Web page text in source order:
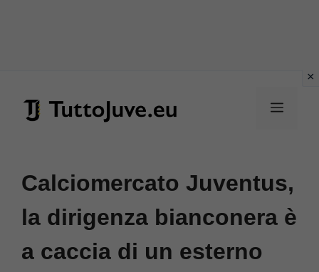
Menu
Calciomercato Juventus,
la dirigenza bianconera è
a caccia di un esterno